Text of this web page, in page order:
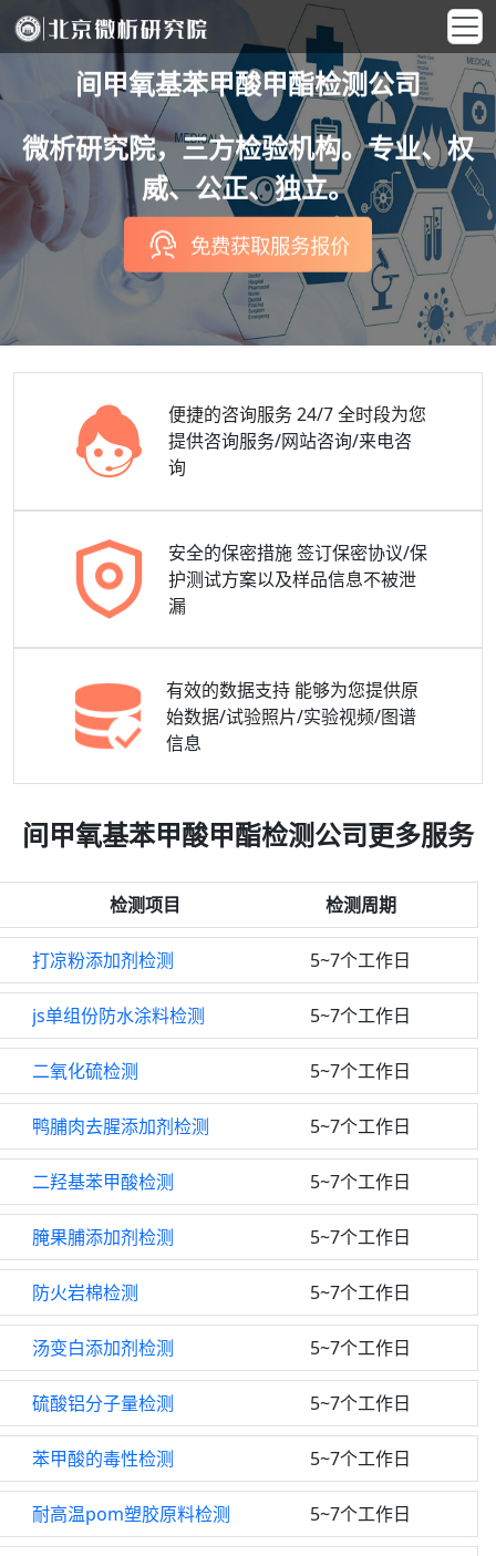
间甲氧基苯甲酸甲酯检测公司
微析研究院，三方检验机构。专业、权
威、公正、独立。
免费获取服务报价
便捷的咨询服务24/7 全时段为您
提供咨询服务/网站咨询/来电咨
询
安全的保密措施 签订保密协议/保
护测试方案以及样品信息不被泄
漏
有效的数据支持 能够为您提供原
始数据/试验照片/实验视频/图谱
信息
间甲氧基苯甲酸甲酯检测公司更多服务
检测项目 检测周期
打凉粉添加剂检测 5~7个工作日
js单组份防水涂料检测 5~7个工作日
二氧化硫检测 5~7个工作日
鸭脯肉去腥添加剂检测 5~7个工作日
二羟基苯甲酸检测 5~7个工作日
腌果脯添加剂检测 5~7个工作日
防火岩棉检测 5~7个工作日
汤变白添加剂检测 5~7个工作日
硫酸铝分子量检测 5~7个工作日
苯甲酸的毒性检测 5~7个工作日
耐高温pom塑胶原料检测 5~7个工作日